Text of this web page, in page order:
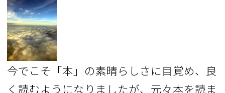
今でこそ「本」の素晴らしさに目覚め、良
く読むようになりましたが、元々本を読ま